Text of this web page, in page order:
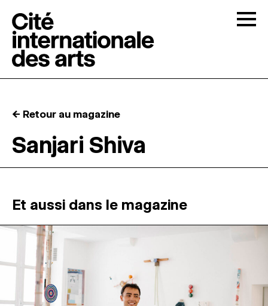
RÉSIDENCES ↓
ATELIERS OUVERTS
PROGRAMMATION
MAGAZINE
← Retour au magazine
Sanjari Shiva
Et aussi dans le magazine